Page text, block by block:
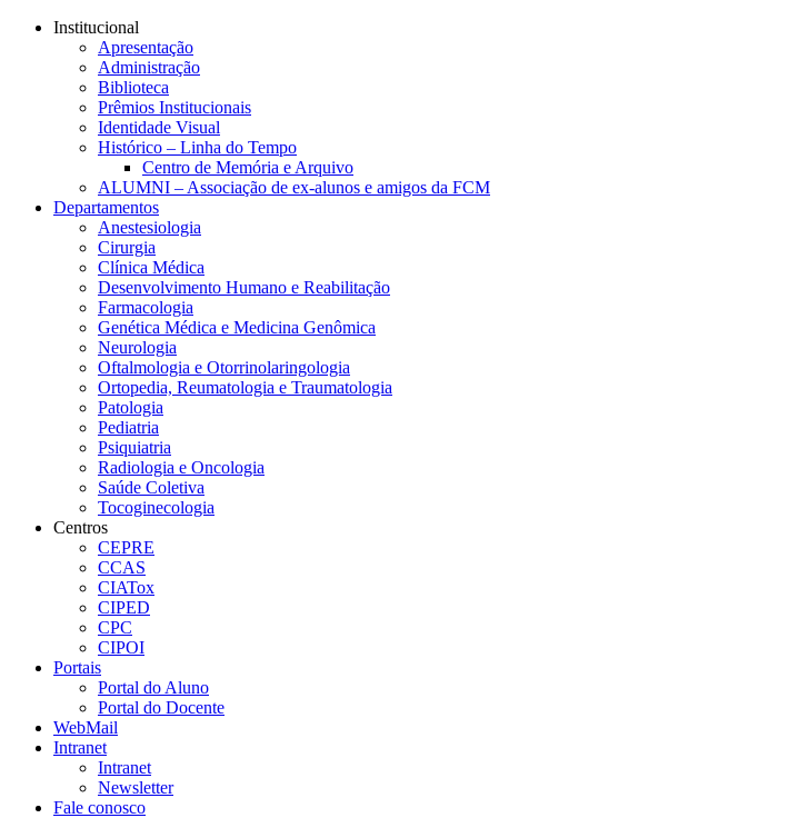
Conteúdo principal
Institucional
Apresentação
Administração
Biblioteca
Prêmios Institucionais
Identidade Visual
Histórico – Linha do Tempo
Centro de Memória e Arquivo
ALUMNI – Associação de ex-alunos e amigos da FCM
Departamentos
Anestesiologia
Cirurgia
Clínica Médica
Desenvolvimento Humano e Reabilitação
Farmacologia
Genética Médica e Medicina Genômica
Neurologia
Oftalmologia e Otorrinolaringologia
Ortopedia, Reumatologia e Traumatologia
Patologia
Pediatria
Psiquiatria
Radiologia e Oncologia
Saúde Coletiva
Tocoginecologia
Centros
CEPRE
CCAS
CIATox
CIPED
CPC
CIPOI
Portais
Portal do Aluno
Portal do Docente
WebMail
Intranet
Intranet
Newsletter
Fale conosco